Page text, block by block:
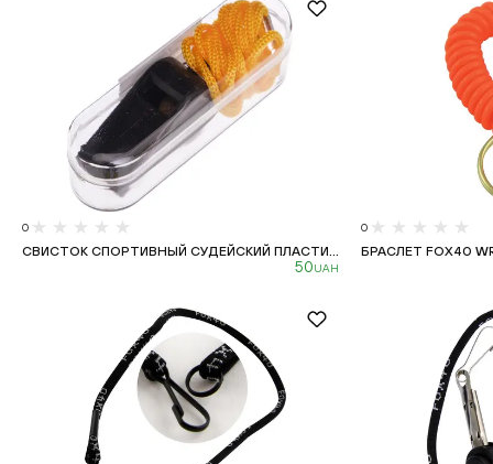
0
СВИСТОК СПОРТИВНЫЙ СУДЕЙСКИЙ ПЛАСТИ...
50UAH
0
БРАСЛЕТ FOX40